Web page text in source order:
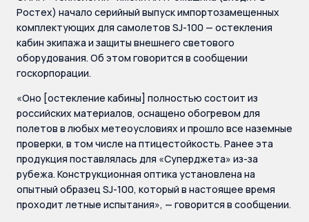
Ростех) начало серийный выпуск импортозамещенных
комплектующих для самолетов SJ-100 — остекления
кабин экипажа и защиты внешнего светового
оборудования. Об этом говорится в сообщении
госкорпорации.
«Оно [остекление кабины] полностью состоит из
российских материалов, оснащено обогревом для
полетов в любых метеоусловиях и прошло все наземные
проверки, в том числе на птицестойкость. Ранее эта
продукция поставлялась для «Суперджета» из-за
рубежа. Конструкционная оптика установлена на
опытный образец SJ-100, который в настоящее время
проходит летные испытания», — говорится в сообщении.